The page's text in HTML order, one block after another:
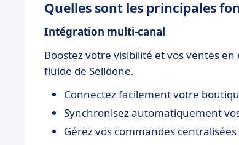
Quelles sont les principales
Intégration multi-canal
Boostez votre visibilité et vos ventes
fluide de Selldone.
Connectez facilement votre
Synchronisez automatiquement
Gérez vos commandes